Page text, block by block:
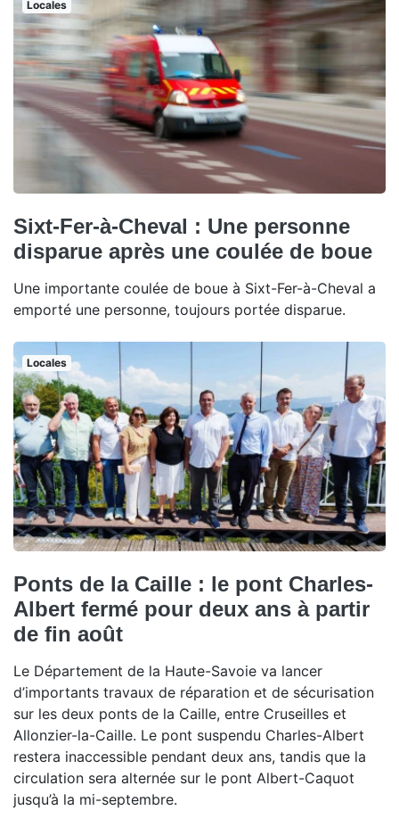
Locales
Sixt-Fer-à-Cheval : Une personne
disparue après une coulée de boue
Une importante coulée de boue à Sixt-Fer-à-Cheval a
emporté une personne, toujours portée disparue.
Locales
Ponts de la Caille : le pont Charles-
Albert fermé pour deux ans à partir
de fin août
Le Département de la Haute-Savoie va lancer
d’importants travaux de réparation et de sécurisation
sur les deux ponts de la Caille, entre Cruseilles et
Allonzier-la-Caille. Le pont suspendu Charles-Albert
restera inaccessible pendant deux ans, tandis que la
circulation sera alternée sur le pont Albert-Caquot
jusqu’à la mi-septembre.